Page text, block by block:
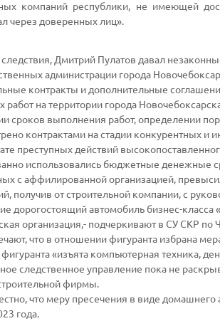
компаний республики, не имеющей
через доверенных лиц».
Дмитрий Пулатов давал
администрации города
контракты и дополнительные
работ на территории города
сроков выполнения работ, определении
контрактами на стадии конкурентных и
преступных действий
использовались бюджетные денежные
с аффилированной организацией,
получив от строительной компании, с
дорогостоящий автомобиль бизнес-
организация,- подчеркивают в СУ СКР по
что в отношении фигуранта избрана
«изъята компьютерная техника,
следственное управление пока не
фирмы.
что меру пресечения в виде домашнего
года.